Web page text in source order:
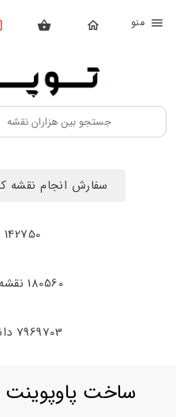
بستن
محصولات
تهیه
اشتراک
حساب
سفارش انجام نقشه کشی
142750 کاربر
180560 نقشه و دتایل
7969703 دانلود فایل
ساخت پاوپوینت